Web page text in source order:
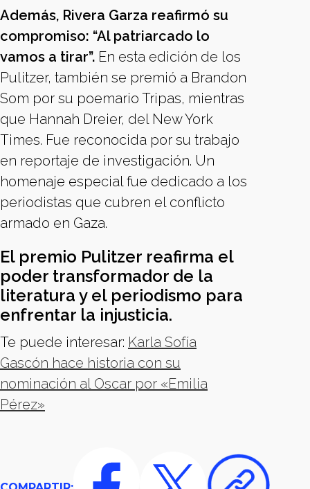
Además, Rivera Garza reafirmó su
compromiso: “Al patriarcado lo
vamos a tirar”. En esta edición de los
Pulitzer, también se premió a Brandon
Som por su poemario Tripas, mientras
que Hannah Dreier, del New York
Times. Fue reconocida por su trabajo
en reportaje de investigación. Un
homenaje especial fue dedicado a los
periodistas que cubren el conflicto
armado en Gaza.
El premio Pulitzer reafirma el
poder transformador de la
literatura y el periodismo para
enfrentar la injusticia.
Te puede interesar: Karla Sofía
Gascón hace historia con su
nominación al Oscar por «Emilia
Pérez»